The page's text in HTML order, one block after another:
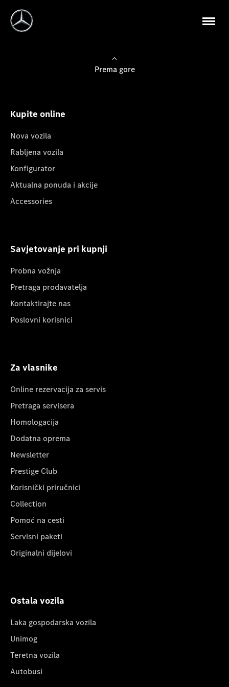
Prema gore
Kupite online
Nova vozila
Rabljena vozila
Konfigurator
Aktualna ponuda i akcije
Accessories
Savjetovanje pri kupnji
Probna vožnja
Pretraga prodavatelja
Kontaktirajte nas
Poslovni korisnici
Za vlasnike
Online rezervacija za servis
Pretraga servisera
Homologacija
Dodatna oprema
Newsletter
Prestige Club
Korisnički priručnici
Collection
Pomoć na cesti
Servisni paketi
Originalni dijelovi
Ostala vozila
Laka gospodarska vozila
Unimog
Teretna vozila
Autobusi